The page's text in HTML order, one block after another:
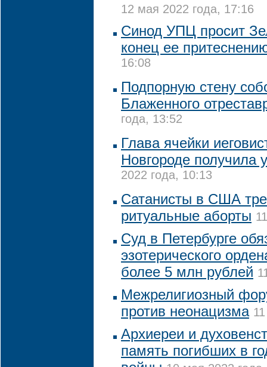
12 мая 2022 года, 17:16
Синод УПЦ просит
конец ее
16:08
Подпорную стену
Блаженного
года, 13:52
Глава ячейки
Новгороде получила
2022 года, 10:13
Сатанисты в США
ритуальные аборты
Суд в Петербурге
эзотерического
более 5 млн рублей
Межрелигиозный
против неонацизма
Архиереи и
память погибших в